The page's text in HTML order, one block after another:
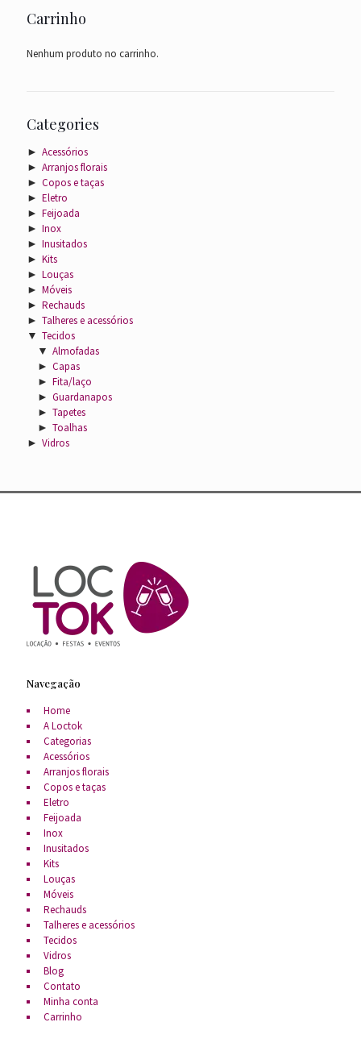
Carrinho
Nenhum produto no carrinho.
Categories
► Acessórios
► Arranjos florais
► Copos e taças
► Eletro
► Feijoada
► Inox
► Inusitados
► Kits
► Louças
► Móveis
► Rechauds
► Talheres e acessórios
▼ Tecidos
▼ Almofadas
► Capas
► Fita/laço
► Guardanapos
► Tapetes
► Toalhas
► Vidros
Navegação
Home
A Loctok
Categorias
Acessórios
Arranjos florais
Copos e taças
Eletro
Feijoada
Inox
Inusitados
Kits
Louças
Móveis
Rechauds
Talheres e acessórios
Tecidos
Vidros
Blog
Contato
Minha conta
Carrinho